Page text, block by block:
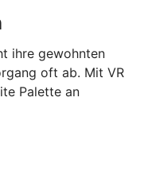
ihre gewohnten
oft ab. Mit VR
Palette an